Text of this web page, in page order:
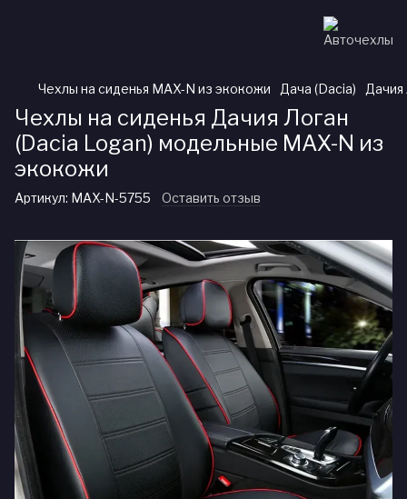
Чехлы на сиденья MAX-N из экокожи Дача (Dacia) Дачия
Чехлы на сиденья Дачия Логан
(Dacia Logan) модельные MAX-N из
экокожи
Артикул: MAX-N-5755 Оставить отзыв